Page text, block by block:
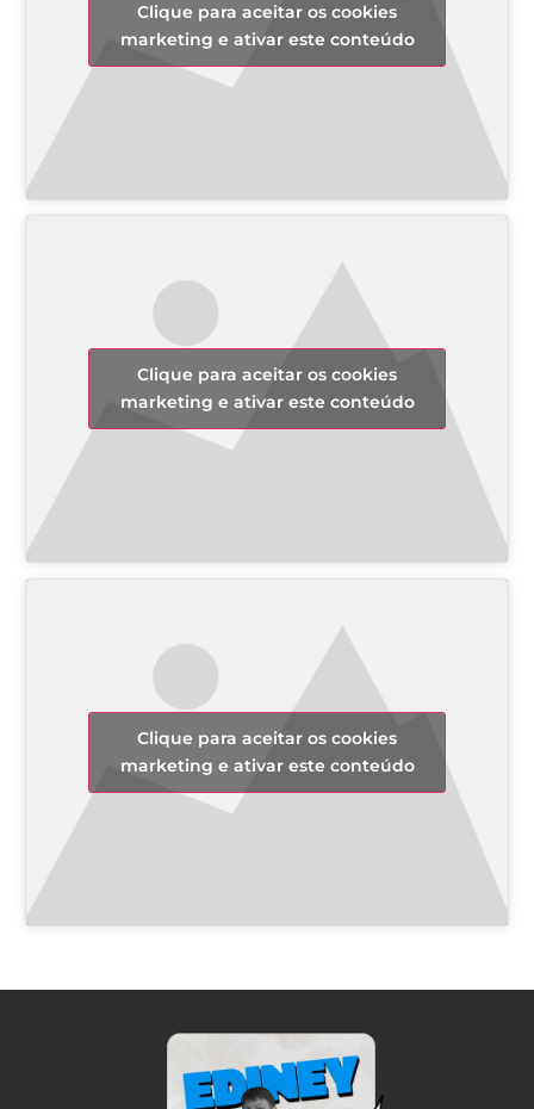
Clique para aceitar os cookies
marketing e ativar este conteúdo
Clique para aceitar os cookies
marketing e ativar este conteúdo
Clique para aceitar os cookies
marketing e ativar este conteúdo